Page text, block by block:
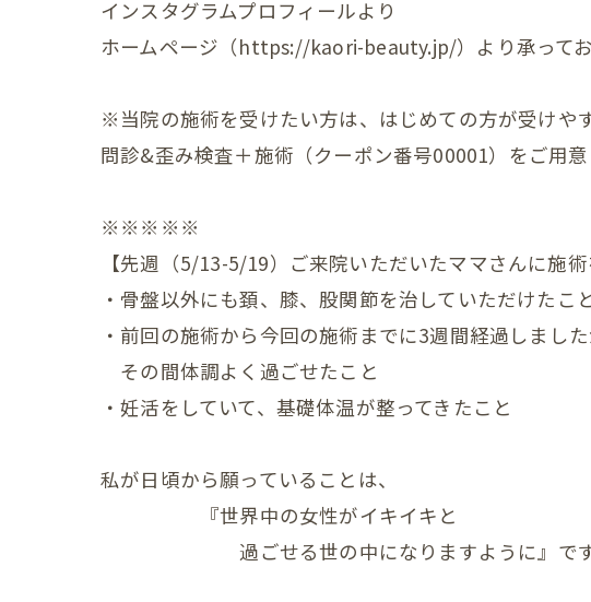
赤ちゃんの便秘
赤ちゃんの寝つき悪い
赤ちゃんの授乳しづら
赤ちゃんの斜頭症メニ
インスタグラムプロフィールより
ホームページ（https://kaori-beauty.jp/）より承ってお
※当院の施術を受けたい方は、はじめての方が受けや
問診&歪み検査＋施術（クーポン番号00001）をご用意
※※※※※
【先週（5/13-5/19）ご来院いただいたママさんに施
・骨盤以外にも頚、膝、股関節を治していただけたこ
・前回の施術から今回の施術までに3週間経過しまし
その間体調よく過ごせたこと
・妊活をしていて、基礎体温が整ってきたこと
私が日頃から願っていることは、
『世界中の女性がイキイキと
過ごせる世の中になりますように』で